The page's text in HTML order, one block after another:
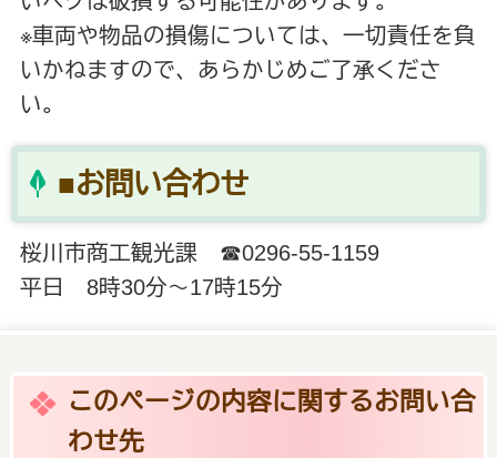
※車両や物品の損傷については、一切責任を負
いかねますので、あらかじめご了承くださ
い。
■お問い合わせ
桜川市商工観光課 ☎0296-55-1159
平日 8時30分～17時15分
このページの内容に関するお問い合
わせ先